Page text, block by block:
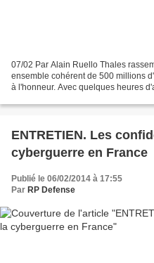
07/02 Par Alain Ruello Thales
ensemble cohérent de 500 millions
à l'honneur. Avec quelques heures
ENTRETIEN. Les
cyberguerre en France
Publié le 06/02/2014 à 17:55
Par RP Defense